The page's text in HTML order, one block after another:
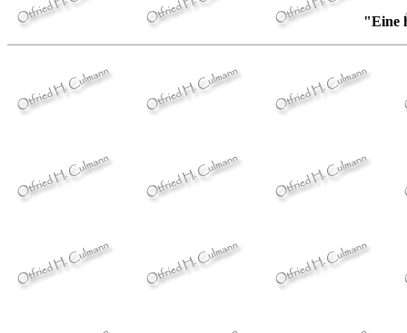
"Eine